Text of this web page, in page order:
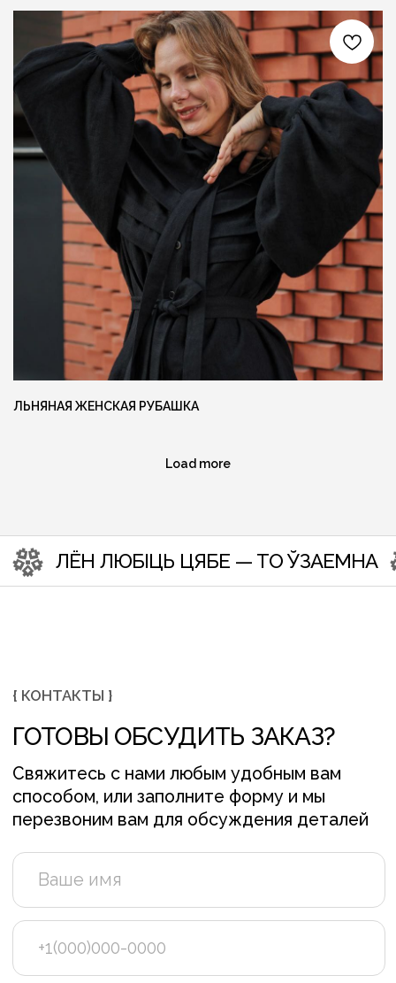
ЛЬНЯНАЯ ЖЕНСКАЯ РУБАШКА
Load more
@MANUFAKTURA_FLAXECO
Ещё больше готовых изделий вы
можете найти в нашем instagram